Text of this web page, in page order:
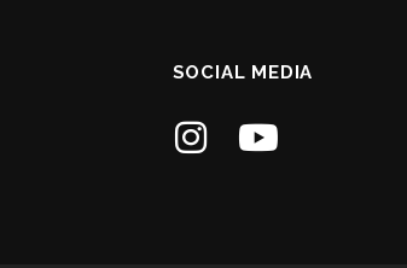
SOCIAL MEDIA